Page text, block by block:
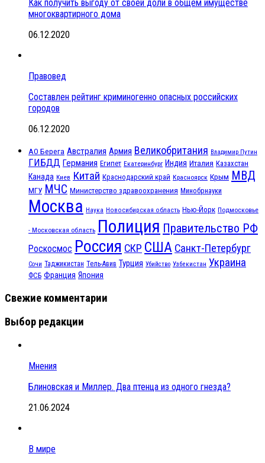
Как получить выгоду от своей доли в общем имуществе
многоквартирного дома
06.12.2020
Правовед
Составлен рейтинг криминогенно опасных российских
городов
06.12.2020
АО Берега Австралия Армия Великобритания Владимир Путин
ГИБДД Германия Египет Екатеринбург Индия Италия Казахстан
Канада Киев Китай Краснодарский край Красноярск Крым МВД
МГУ МЧС Министерство здравоохранения Минобрнауки
Москва Наука Новосибирская область Нью-Йорк Подмосковье
- Московская область Полиция Правительство РФ
Роскосмос Россия СКР США Санкт-Петербург
Сочи Таджикистан Тель-Авив Турция Убийство Узбекистан Украина
ФСБ Франция Япония
Свежие комментарии
Выбор редакции
Мнения
Блиновская и Миллер. Два птенца из одного гнезда?
21.06.2024
В мире